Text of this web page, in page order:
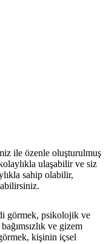
ile özenle oluşturulmuş
ulaşabilir ve siz
sahip olabilir,
görmek​, psikolojik ve
ve gizem
kişinin içsel